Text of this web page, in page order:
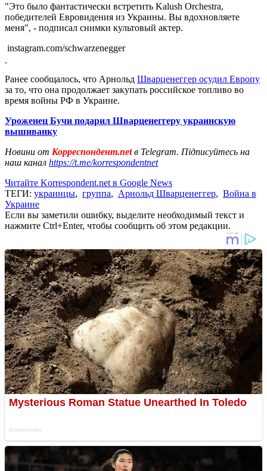
"Это было фантастически встретить Kalush Orchestra,
победителей Евровидения из Украины. Вы вдохновляете
меня", - подписал снимки культовый актер.
instagram.com/schwarzenegger
Ранее сообщалось, что Арнольд Шварценеггер осудил Европу
за то, что она продолжает закупать российское топливо во
время войны РФ в Украине.
Уроженец Бучи подарил Шварценеггеру украинскую
вышиванку
Новини от Корреспондент.netв Telegram. Підписуйтесь на
наш канал https://t.me/korrespondentnet
Читайте Korrespondent.net в Google News
ТЕГИ: украинцы, группа, Арнольд Шварценеггер, Война в
Украине
Если вы заметили ошибку, выделите необходимый текст и
нажмите Ctrl+Enter, чтобы сообщить об этом редакции.